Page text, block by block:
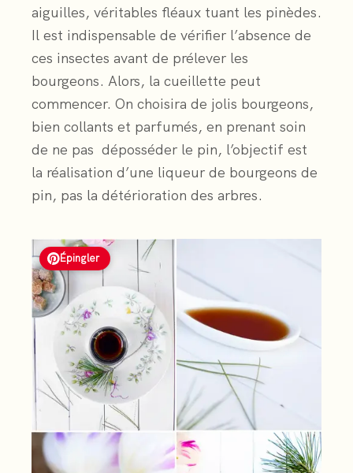
aiguilles, véritables fléaux tuant les pinèdes.
Il est indispensable de vérifier l’absence de
ces insectes avant de prélever les
bourgeons. Alors, la cueillette peut
commencer. On choisira de jolis bourgeons,
bien collants et parfumés, en prenant soin
de ne pas déposséder le pin, l’objectif est
la réalisation d’une liqueur de bourgeons de
pin, pas la détérioration des arbres.
Épingler